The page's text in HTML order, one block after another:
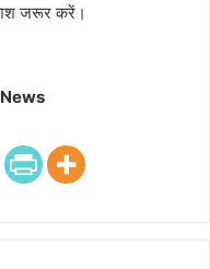
जरूर करें।